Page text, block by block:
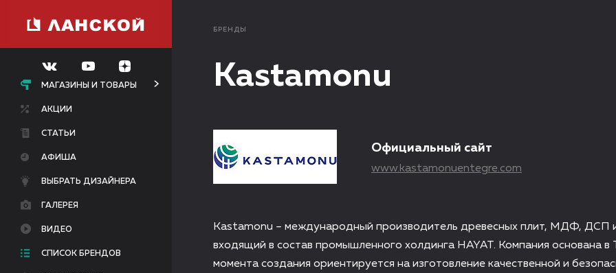
МАГАЗИНЫ И ТОВАРЫ
АКЦИИ
СТАТЬИ
АФИША
ВЫБРАТЬ ДИЗАЙНЕРА
ГАЛЕРЕЯ
ВИДЕО
СПИСОК БРЕНДОВ
БРЕНДЫ
Kastamonu
Официальный сайт
www.kastamonuentegre.com
Kastamonu – международный производитель древесных плит, МДФ, ДСП
входящий в состав промышленного холдинга HAYAT. Компания основана в
момента создания ориентируется на изготовление качественной и